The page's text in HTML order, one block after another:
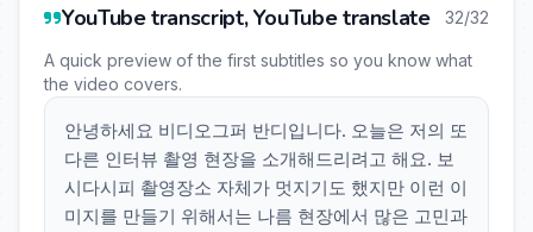
YouTube transcript, YouTube translate 32/32
A quick preview of the first subtitles so you know what
the video covers.
안녕하세요 비디오그퍼 반디입니다. 오늘은 저의 또
다른 인터뷰 촬영 현장을 소개해드리려고 해요. 보
시다시피 촬영장소 자체가 멋지기도 했지만 이런 이
미지를 만들기 위해서는 나름 현장에서 많은 고민과